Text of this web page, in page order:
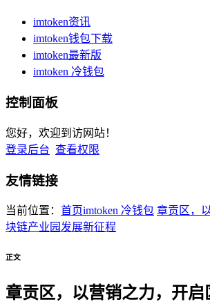
imtoken资讯
imtoken钱包下载
imtoken最新版
imtoken 冷钱包
控制面板
您好，欢迎到访网站！
登录后台 查看权限
友情链接
当前位置： 首页imtoken 冷钱包 章贡区，
块链产业园发展新征程
正文
章贡区，以营销之力，开启